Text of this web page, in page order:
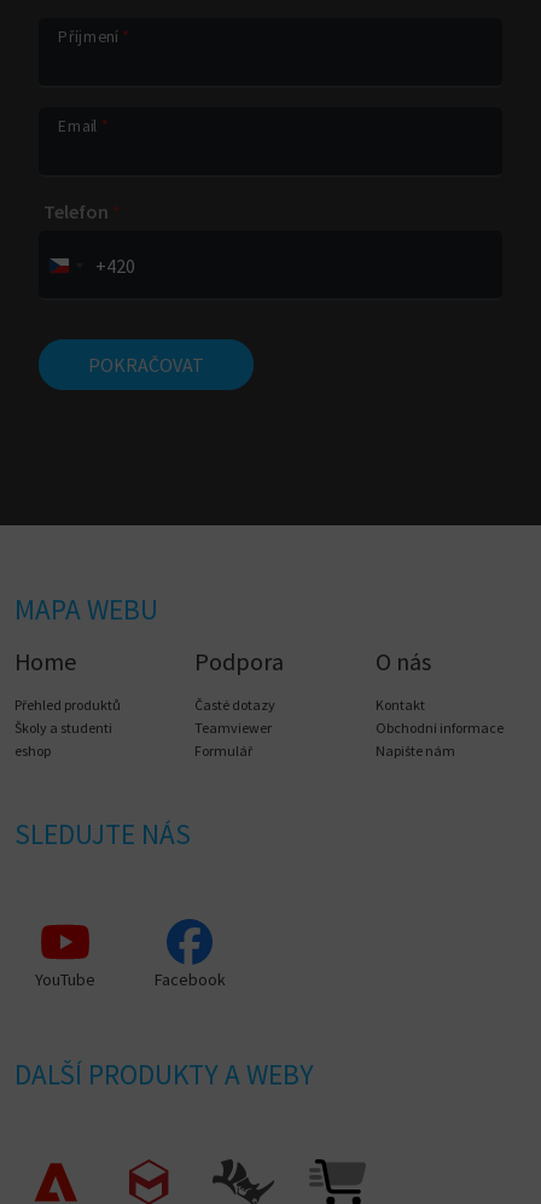
Příjmení *
Email *
Telefon *
+420
POKRAČOVAT
MAPA WEBU
Home
Přehled produktů
Školy a studenti
eshop
Podpora
Časté dotazy
Teamviewer
Formulář
O nás
Kontakt
Obchodní informace
Napište nám
SLEDUJTE NÁS
YouTube Facebook
DALŠÍ PRODUKTY A WEBY